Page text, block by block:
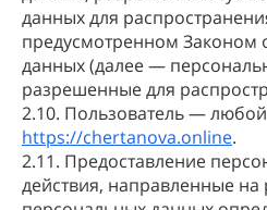
данных для
предусмотренном Законом
данных (далее —
разрешенные для
2.10. Пользователь — любой
https://chertanova.online.
2.11. Предоставление
действия, направленные на